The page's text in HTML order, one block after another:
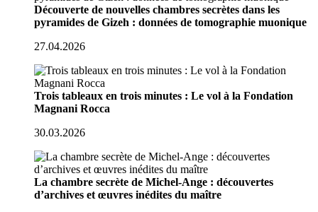
Découverte de nouvelles chambres secrètes dans les
pyramides de Gizeh : données de tomographie muonique
27.04.2026
Trois tableaux en trois minutes : Le vol à la Fondation
Magnani Rocca
30.03.2026
La chambre secrète de Michel-Ange : découvertes
d’archives et œuvres inédites du maître